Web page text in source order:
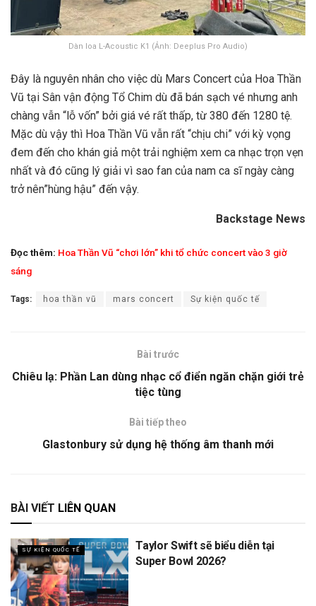
Dàn loa L-Acoustic K1 (Ảnh: Deeplus Pro Audio)
Đây là nguyên nhân cho việc dù Mars Concert của Hoa Thần
Vũ tại Sân vận động Tổ Chim dù đã bán sạch vé nhưng anh
chàng vẫn “lỗ vốn” bởi giá vé rất thấp, từ 380 đến 1280 tệ.
Mặc dù vậy thì Hoa Thần Vũ vẫn rất “chịu chi” với kỳ vọng
đem đến cho khán giả một trải nghiệm xem ca nhạc trọn vẹn
nhất và đó cũng lý giải vì sao fan của nam ca sĩ ngày càng
trở nên”hùng hậu” đến vậy.
Backstage News
Đọc thêm: Hoa Thần Vũ “chơi lớn” khi tổ chức concert vào 3 giờ
sáng
Tags: hoa thần vũ mars concert Sự kiện quốc tế
Bài trước
Chiêu lạ: Phần Lan dùng nhạc cổ điển ngăn chặn giới trẻ
tiệc tùng
Bài tiếp theo
Glastonbury sử dụng hệ thống âm thanh mới
BÀI VIẾT LIÊN QUAN
SỰ KIỆN QUỐC TẾ
Taylor Swift sẽ biểu diễn tại
Super Bowl 2026?